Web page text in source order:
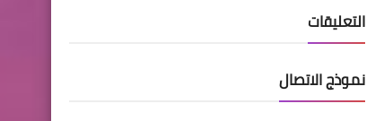
التعليقات
نموذج الاتصال